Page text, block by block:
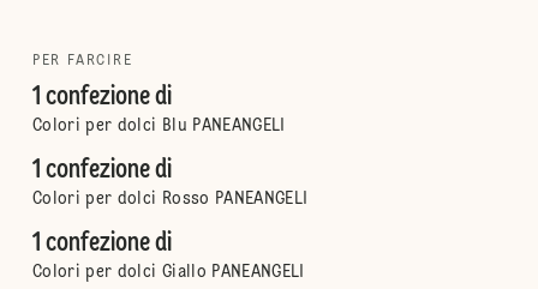
PER FARCIRE
1 confezione di
Colori per dolci Blu PANEANGELI
1 confezione di
Colori per dolci Rosso PANEANGELI
1 confezione di
Colori per dolci Giallo PANEANGELI